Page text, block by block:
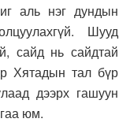
аль нэг дундын
Шууд
сайд нь сайдтай
Хятадын тал бүр
дээрх гашуун
юм.